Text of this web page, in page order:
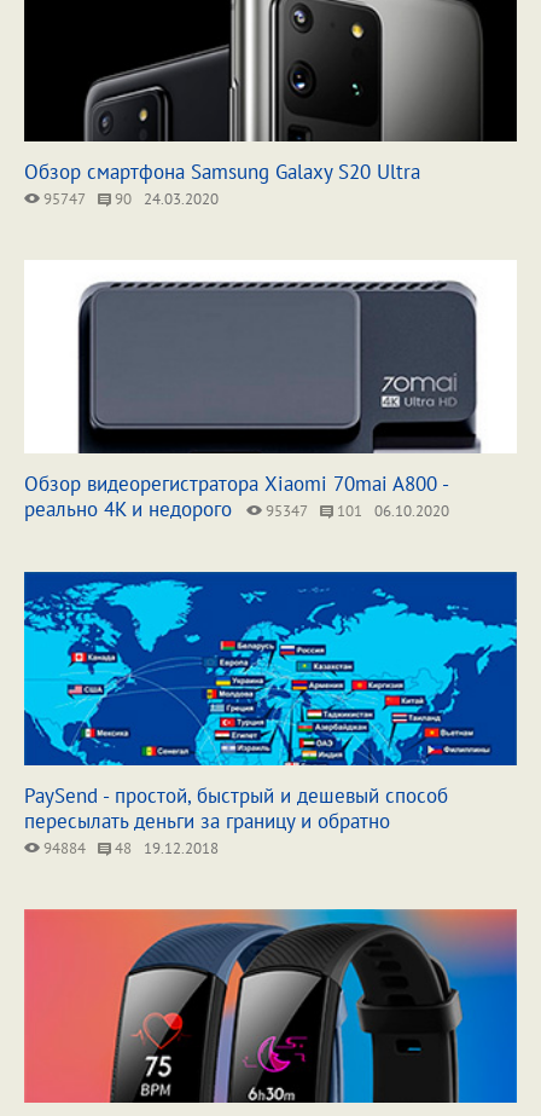
Обзор смартфона Samsung Galaxy S20 Ultra
95747 90 24.03.2020
Обзор видеорегистратора Xiaomi 70mai A800 -
реально 4K и недорого
95347 101 06.10.2020
PaySend - простой, быстрый и дешевый способ
пересылать деньги за границу и обратно
94884 48 19.12.2018